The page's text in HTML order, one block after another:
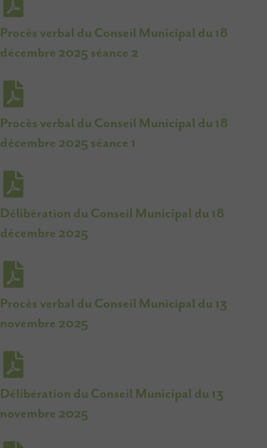
Procès verbal du Conseil Municipal du 18
décembre 2025 séance 2
Procès verbal du Conseil Municipal du 18
décembre 2025 séance 1
Délibération du Conseil Municipal du 18
décembre 2025
Procès verbal du Conseil Municipal du 13
novembre 2025
Délibération du Conseil Municipal du 13
novembre 2025